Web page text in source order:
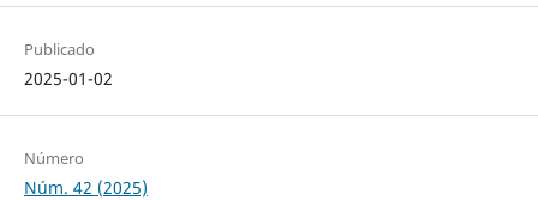
Publicado
2025-01-02
Número
Núm. 42 (2025)